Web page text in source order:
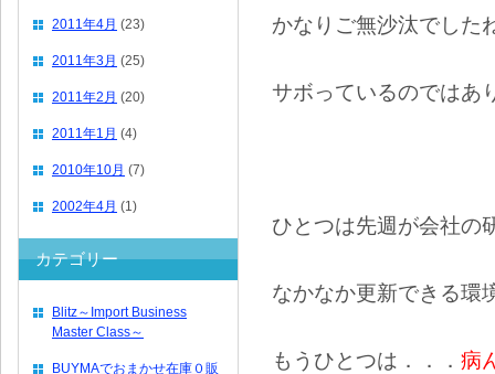
かなりご無沙汰でした
サボっているのではあ
ひとつは先週が会社の
なかなか更新できる環
もうひとつは．．． 病
2011年4月 (23)
2011年3月 (25)
2011年2月 (20)
2011年1月 (4)
2010年10月 (7)
2002年4月 (1)
カテゴリー
Blitz～Import Business
Master Class～
BUYMAでおまかせ在庫０販